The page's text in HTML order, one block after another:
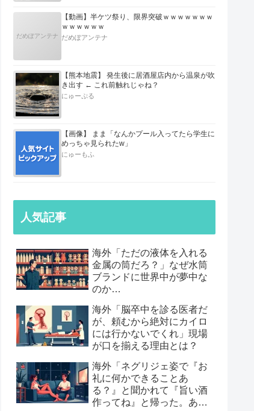
だめぽアンテナ
【動画】半ケツ祭り、限界突破ｗｗｗｗｗｗｗ
ｗｗｗｗｗｗ
だめぽアンテナ
【熊本地震】 発生後に居酒屋店内から温泉が吹
き出す ← これ前触れじゃね？
にゅーぷる
【画像】 まま「なんかプール入ってたら学生に
めっちゃ見られたw」
にゅーもふ
人気記事
海外「ただの液体を入れる
金属の筒だろ？」なぜ水筒
ブランドに世界中が夢中な
のか…
海外「脳卒中を診る医者だ
が、頼むから絶対にカイロ
には行かないでくれ」現場
が口を揃える理由とは？
海外「ネグリジェ姿で『お
礼に何かできることあ
る？』と聞かれて『旨い酒
作ってね』と帰った。あれ